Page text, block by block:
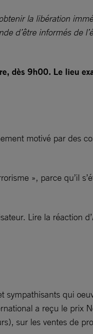
la libération
d’être informés de
dès 9h00. Le lieu
motivé par des
», parce qu’il
Lire la réaction
qui
a reçu le prix
sur les ventes de